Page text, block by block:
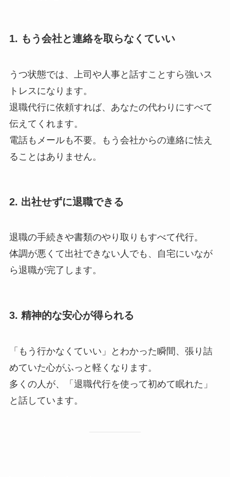
1. もう会社と連絡を取らなくていい
うつ状態では、上司や人事と話すことすら強いス
トレスになります。
退職代行に依頼すれば、あなたの代わりにすべて
伝えてくれます。
電話もメールも不要。もう会社からの連絡に怯え
ることはありません。
2. 出社せずに退職できる
退職の手続きや書類のやり取りもすべて代行。
体調が悪くて出社できない人でも、自宅にいなが
ら退職が完了します。
3. 精神的な安心が得られる
「もう行かなくていい」とわかった瞬間、張り詰
めていた心がふっと軽くなります。
多くの人が、「退職代行を使って初めて眠れた」
と話しています。